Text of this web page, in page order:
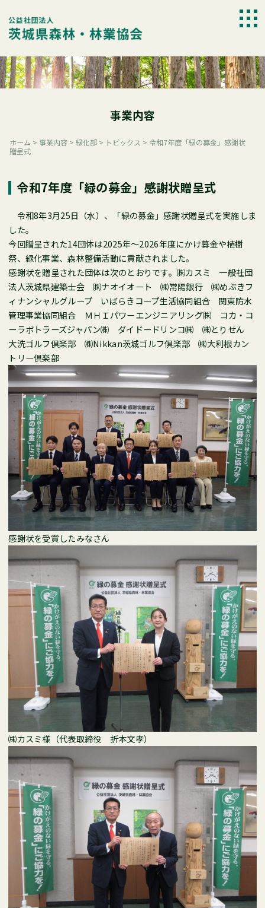
content
事業内容
ホーム > 事業内容 > 緑化部 > トピックス > 令和7年度「緑の募金」感謝状
贈呈式
令和7年度「緑の募金」感謝状贈呈式
令和8年3月25日（水）、「緑の募金」感謝状贈呈式を実施しま
した。
今回贈呈された14団体は2025年～2026年度にかけ募金や植樹
祭、緑化事業、森林整備活動に貢献されました。
感謝状を贈呈された団体は次のとおりです。㈱カスミ 一般社団
法人茨城県建築士会 ㈱ナオイオート ㈱常陽銀行 ㈱めぶきフ
ィナンシャルグループ いばらきコープ生活協同組合 関東防水
管理事業協同組合 ＭＨＩパワーエンジニアリング㈱ コカ・コ
ーラボトラーズジャパン㈱ ダイドードリンコ㈱ ㈱とりせん
大洗ゴルフ倶楽部 ㈱Nikkan茨城ゴルフ倶楽部 ㈱大利根カン
トリー倶楽部
感謝状を受賞したみなさん
㈱カスミ様（代表取締役 折本文孝）